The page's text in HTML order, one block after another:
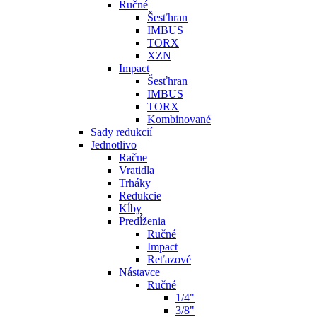
Ručné
Šesťhran
IMBUS
TORX
XZN
Impact
Šesťhran
IMBUS
TORX
Kombinované
Sady redukcií
Jednotlivo
Račne
Vratidla
Trháky
Redukcie
Kĺby
Predĺženia
Ručné
Impact
Reťazové
Nástavce
Ručné
1/4"
3/8"